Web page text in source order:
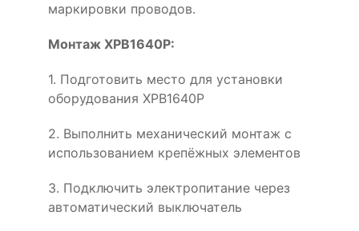
маркировки проводов.
Монтаж XPB1640P:
1. Подготовить место для установки
оборудования XPB1640P
2. Выполнить механический монтаж с
использованием крепёжных элементов
3. Подключить электропитание через
автоматический выключатель